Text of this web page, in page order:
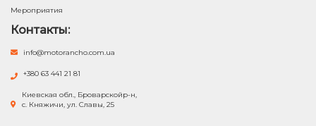
Мероприятия
Контакты:
info@motorancho.com.ua
+380 63 441 21 81
Киевская обл., Броварскойр-н,
с. Княжичи, ул. Славы, 25